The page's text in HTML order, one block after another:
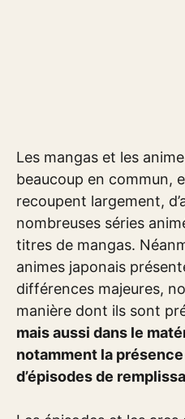
Les mangas et les
beaucoup en commun,
recoupent largement,
nombreuses séries
titres de mangas.
animes japonais
différences majeures,
manière dont ils sont
mais aussi dans le
notamment la présence
d’épisodes de